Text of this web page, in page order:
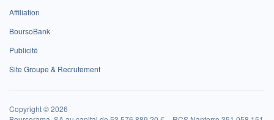
Affiliation
BoursoBank
Publicité
Site Groupe & Recrutement
Copyright © 2026